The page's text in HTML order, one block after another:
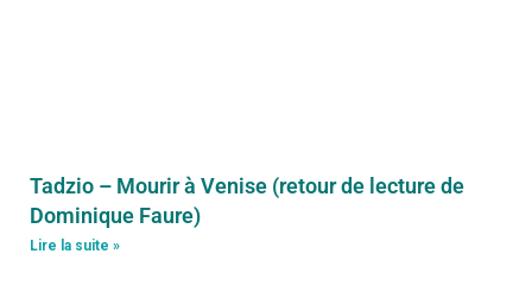
Tadzio – Mourir à Venise (retour de lecture de
Dominique Faure)
Lire la suite »